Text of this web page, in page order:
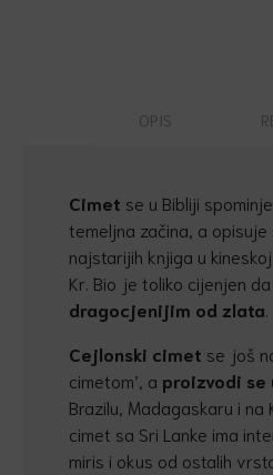
OPIS
Cimet se u Bibliji
temeljna začina, a
najstarijih knjiga u
Kr. Bio je toliko cijenjen
dragocjenijim od zlata
Cejlonski cimet se još
cimetom’, a proizvodi se
Brazilu, Madagaskaru i na
cimet sa Sri Lanke ima
miris i okus od ostalih